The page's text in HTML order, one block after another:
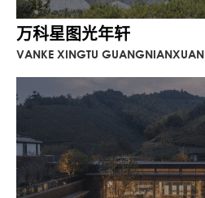
万科星图光年轩
VANKE XINGTU GUANGNIANXUAN